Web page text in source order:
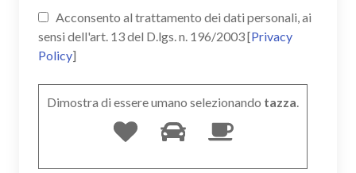
Acconsento al trattamento dei dati personali, ai
sensi dell'art. 13 del D.lgs. n. 196/2003 [Privacy
Policy]
Dimostra di essere umano selezionando tazza